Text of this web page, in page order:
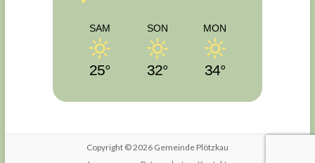
SAM
25°
SON
32°
MON
34°
Copyright © 2026 Gemeinde Plötzkau